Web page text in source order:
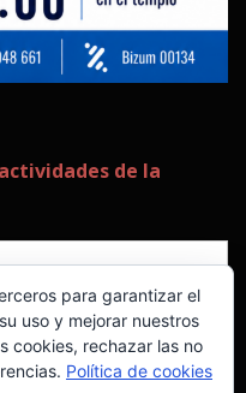
para garantizar el
uso y mejorar nuestros
cookies, rechazar las no
Política de cookies